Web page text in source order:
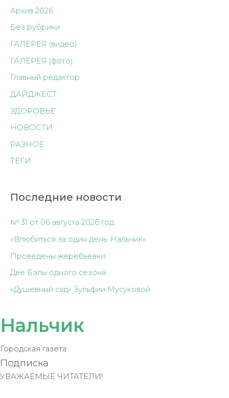
Архив 2026
Без рубрики
ГАЛЕРЕЯ (видео)
ГАЛЕРЕЯ (фото)
Главный редактор
ДАЙДЖЕСТ
ЗДОРОВЬЕ
НОВОСТИ
РАЗНОЕ
ТЕГИ
Последние новости
№ 31 от 06 августа 2026 год
«Влюбиться за один день: Нальчик»
Проведены жеребьёвки
Две Бэлы одного сезона
«Душевный сад» Зульфии Мусуковой
Нальчик
Городская газета
Подписка
УВАЖАЕМЫЕ ЧИТАТЕЛИ!